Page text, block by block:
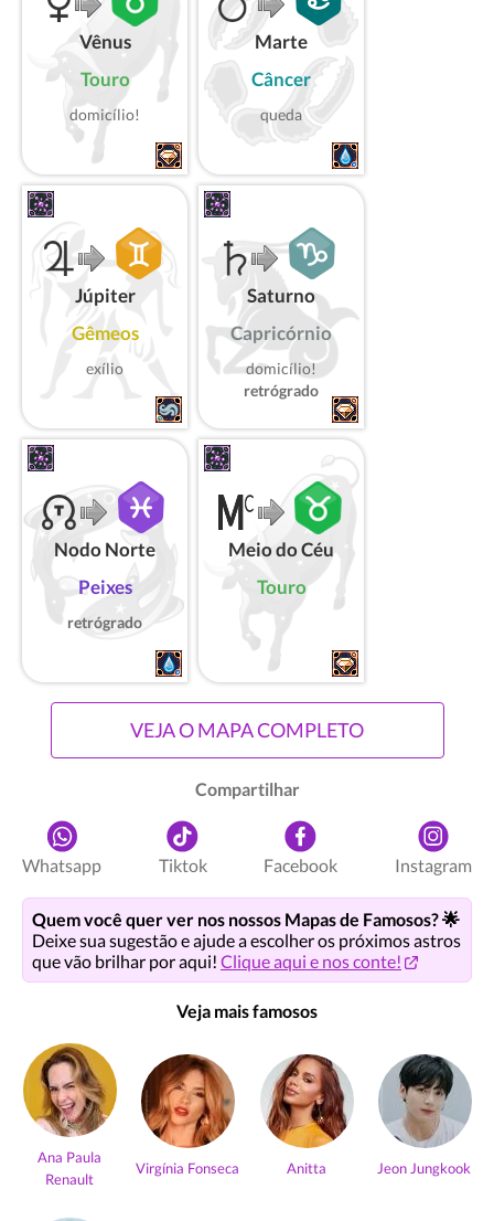
Vênus
Touro
domicílio!
Marte
Câncer
queda
Júpiter
Gêmeos
exílio
Saturno
Capricórnio
domicílio!
retrógrado
Nodo Norte
Peixes
retrógrado
Meio do Céu
Touro
VEJA O MAPA COMPLETO
Compartilhar
Whatsapp Tiktok Facebook Instagram
Quem você quer ver nos nossos Mapas de Famosos? 🌟
Deixe sua sugestão e ajude a escolher os próximos astros
que vão brilhar por aqui! Clique aqui e nos conte!
Veja mais famosos
Ana Paula
Renault
Virgínia Fonseca Anitta Jeon Jungkook